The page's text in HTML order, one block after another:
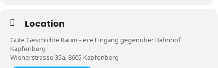
Location
Gute Geschichte Raum - ece Eingang gegenüber Bahnhof
Kapfenberg
Wienerstrasse 35a, 8605 Kapfenberg